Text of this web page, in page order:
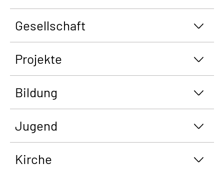
Gesellschaft
Projekte
Bildung
Jugend
Kirche